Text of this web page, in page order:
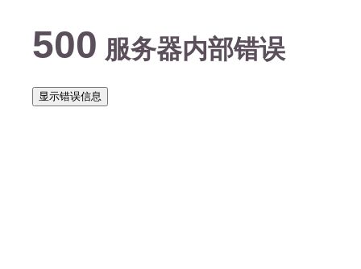
500 服务器内部错误